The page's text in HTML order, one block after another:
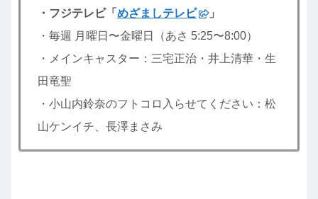
・フジテレビ「 めざましテレビ
」
・毎週 月曜日〜金曜日（あさ 5:25〜8:00）
・メインキャスター：三宅正治・井上清華・生
田竜聖
・小山内鈴奈のフトコロ入らせてください：松
山ケンイチ、長澤まさみ